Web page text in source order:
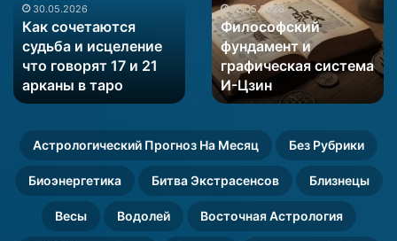
исцеление
что
говорят
17
и
арканы
таро
30.05.2026
Как сочетаются
судьба и исцеление
что говорят 17 и 21
арканы в таро
графическая
система
И-
Цзин
12.05.2026
Философский
фундамент и
графическая система
И-Цзин
Астрологический Прогноз На Месяц Без Рубрики
Биоэнергетика Битва Экстрасенсов Близнецы
Весы Водолей Восточная Астрология